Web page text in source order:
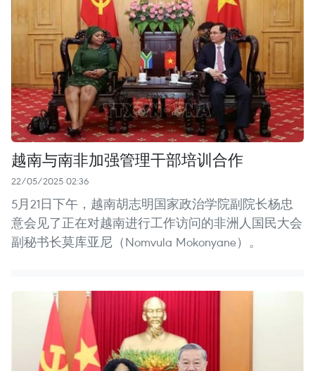
越南与南非加强管理干部培训合作
22/05/2025 02:36
5月21日下午，越南胡志明国家政治学院副院长杨忠
意会见了正在对越南进行工作访问的非洲人国民大会
副秘书长莫库亚尼（Nomvula Mokonyane）。